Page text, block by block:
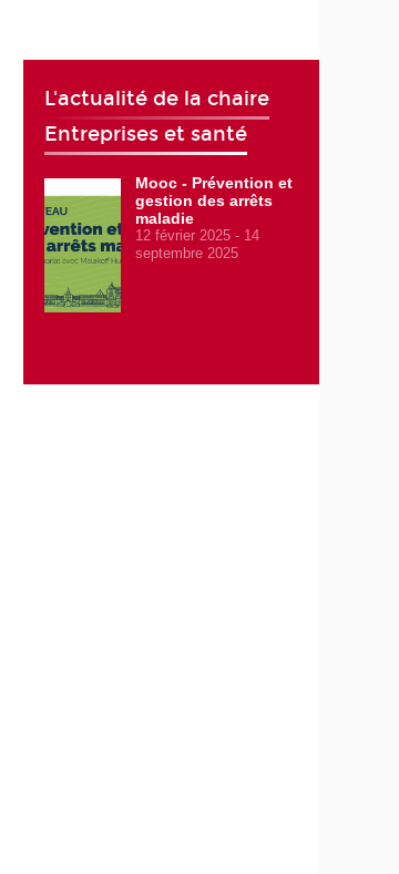
L'actualité de la chaire
Entreprises et santé
Mooc - Prévention et
gestion des arrêts
maladie
12 février 2025
14
septembre 2025